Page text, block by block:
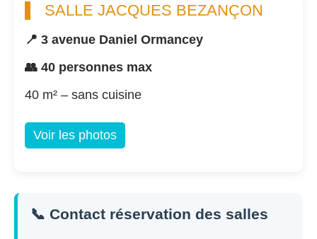
SALLE JACQUES BEZANÇON
📍 3 avenue Daniel Ormancey
👥 40 personnes max
40 m² – sans cuisine
Voir les photos
📞 Contact réservation des salles